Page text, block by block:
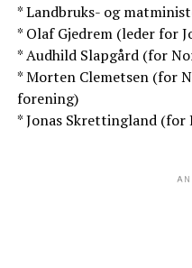
* Landbruks- og
* Olaf Gjedrem (leder for
* Audhild Slapgård (for
* Morten Clemetsen (for
forening)
* Jonas Skrettingland (for